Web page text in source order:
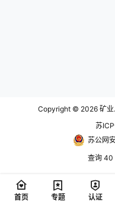
Copyright © 2026 矿
苏
苏公网
查询 40
首页 专题 认证